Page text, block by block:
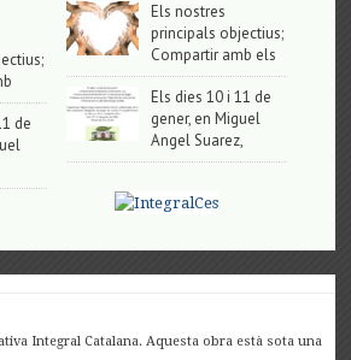
de
Els nostres
principals objectius;
Compartir amb els
Els dies 10 i 11 de
gener, en Miguel
Angel Suarez,
Integral Catalana. Aquesta obra està sota una